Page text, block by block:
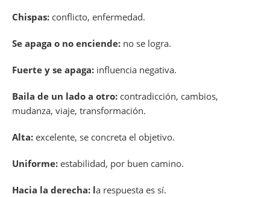
Chispas: conflicto, enfermedad.
Se apaga o no enciende: no se logra.
Fuerte y se apaga: influencia negativa.
Baila de un lado a otro: contradicción, cambios,
mudanza, viaje, transformación.
Alta: excelente, se concreta el objetivo.
Uniforme: estabilidad, por buen camino.
Hacia la derecha: la respuesta es sí.